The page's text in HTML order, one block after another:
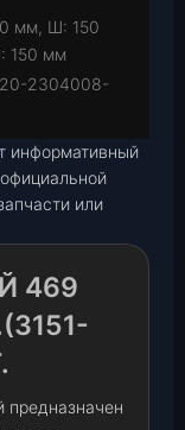
мм, Ш: 150
150 мм
20-2304008-
информативный
или
469
предназначен